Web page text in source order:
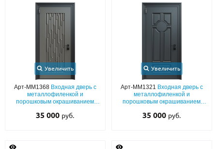
Увеличить
Арт-ММ1368 Входная дверь с
металлофиленкой и
порошковым окрашиванием
35 000 руб.
Увеличить
Арт-ММ1321 Входная дверь с
металлофиленкой и
порошковым окрашиванием
35 000 руб.